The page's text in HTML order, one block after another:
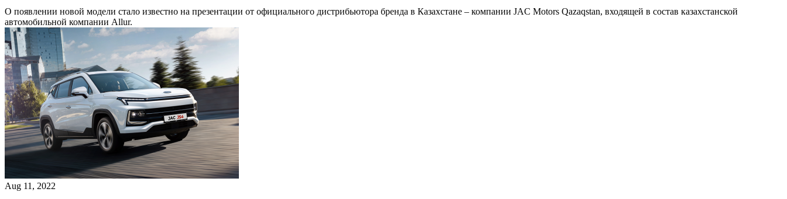
О появлении новой модели стало известно на презентации от официального дистрибьютора бренда в Казахстане – компании JAC Motors Qazaqstan, входящей в состав казахстанской
автомобильной компании Allur.
Aug 11, 2022